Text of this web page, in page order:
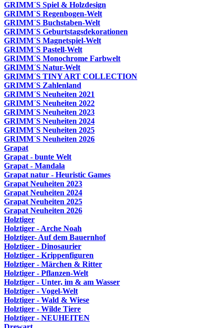
GRIMM´S Spiel & Holzdesign
GRIMM`S Regenbogen-Welt
GRIMM´S Buchstaben-Welt
GRIMM´S Geburtstagsdekorationen
GRIMM´S Magnetspiel-Welt
GRIMM´S Pastell-Welt
GRIMM´S Monochrome Farbwelt
GRIMM´S Natur-Welt
GRIMM´S TINY ART COLLECTION
GRIMM´S Zahlenland
GRIMM´S Neuheiten 2021
GRIMM´S Neuheiten 2022
GRIMM´S Neuheiten 2023
GRIMM´S Neuheiten 2024
GRIMM´S Neuheiten 2025
GRIMM´S Neuheiten 2026
Grapat
Grapat - bunte Welt
Grapat - Mandala
Grapat natur - Heuristic Games
Grapat Neuheiten 2023
Grapat Neuheiten 2024
Grapat Neuheiten 2025
Grapat Neuheiten 2026
Holztiger
Holztiger - Arche Noah
Holztiger- Auf dem Bauernhof
Holztiger - Dinosaurier
Holztiger - Krippenfiguren
Holztiger - Märchen & Ritter
Holztiger - Pflanzen-Welt
Holztiger - Unter, im & am Wasser
Holztiger - Vogel-Welt
Holztiger - Wald & Wiese
Holztiger - Wilde Tiere
Holztiger - NEUHEITEN